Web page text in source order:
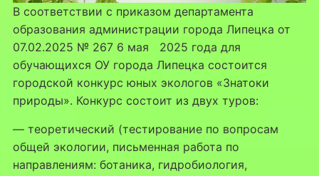
В соответствии с приказом департамента
образования администрации города Липецка от
07.02.2025 № 267 6 мая 2025 года для
обучающихся ОУ города Липецка состоится
городской конкурс юных экологов «Знатоки
природы». Конкурс состоит из двух туров:
— теоретический (тестирование по вопросам
общей экологии, письменная работа по
направлениям: ботаника, гидробиология,